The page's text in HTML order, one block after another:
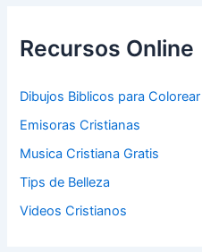
Recursos Online
Dibujos Biblicos para Colorear
Emisoras Cristianas
Musica Cristiana Gratis
Tips de Belleza
Videos Cristianos